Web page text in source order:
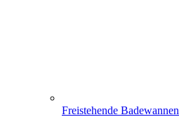
Freistehende Badewannen